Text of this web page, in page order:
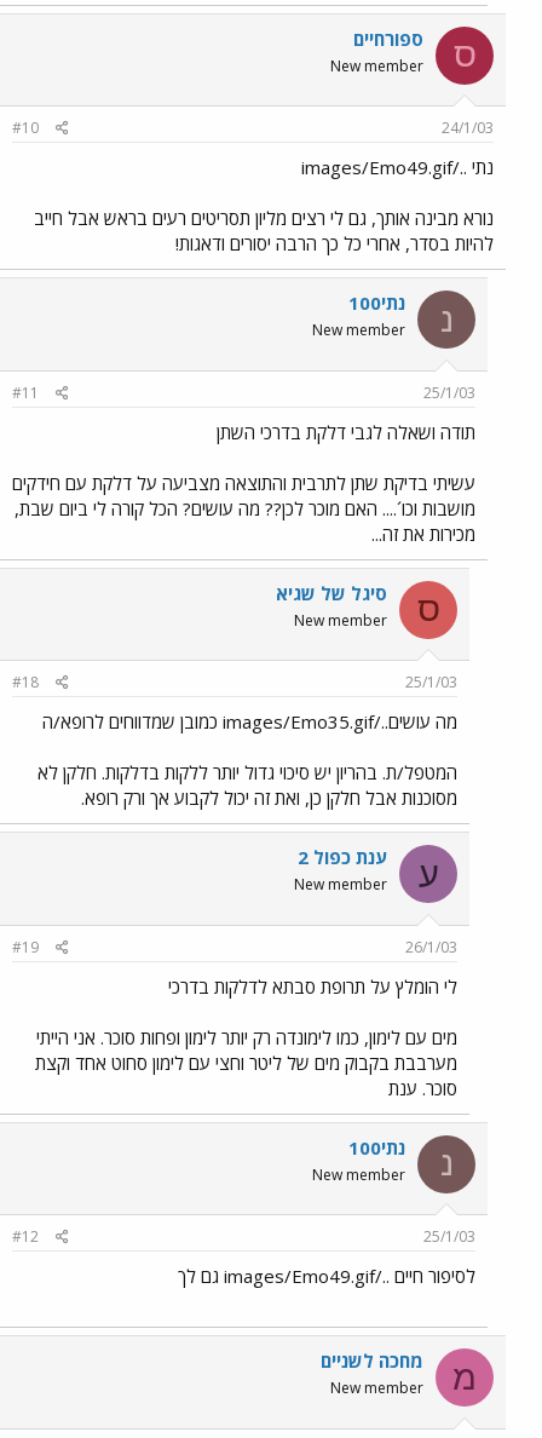
ס ספורחיים
New member
24/1/03
#10
נתי ../images/Emo49.gif
נורא מבינה אותך, גם לי רצים מליון תסריטים רעים בראש אבל חייב
להיות בסדר, אחרי כל כך הרבה יסורים ודאגות!
נ נתי100
New member
25/1/03
#11
תודה ושאלה לגבי דלקת בדרכי השתן
עשיתי בדיקת שתן לתרבית והתוצאה מצביעה על דלקת עם חידקים
מושבות וכו´.... האם מוכר לכן?? מה עושים? הכל קורה לי ביום שבת,
מכירות את זה...
ס סיגל של שגיא
New member
25/1/03
#18
מה עושים../images/Emo35.gif כמובן שמדווחים לרופא/ה
המטפל/ת. בהריון יש סיכוי גדול יותר ללקות בדלקות. חלקן לא
מסוכנות אבל חלקן כן, ואת זה יכול לקבוע אך ורק רופא.
ע ענת כפול 2
New member
26/1/03
#19
לי הומלץ על תרופת סבתא לדלקות בדרכי
מים עם לימון, כמו לימונדה רק יותר לימון ופחות סוכר. אני הייתי
מערבבת בקבוק מים של ליטר וחצי עם לימון סחוט אחד וקצת
סוכר. ענת
נ נתי100
New member
25/1/03
#12
לסיפור חיים ../images/Emo49.gif גם לך
מ מחכה לשניים
New member